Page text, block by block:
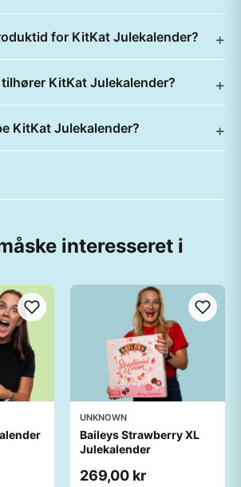
for KitKat Julekalender?
KitKat Julekalender?
KitKat Julekalender?
interesseret i
UNKNOWN
Baileys Strawberry XL
Julekalender
269,00 kr